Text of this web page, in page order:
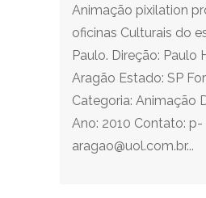
Animação pixilation
oficinas Culturais do
Paulo. Direção: Paulo
Aragão Estado: SP
Categoria: Animação
Ano: 2010 Contato: p-
aragao@uol.com.br...